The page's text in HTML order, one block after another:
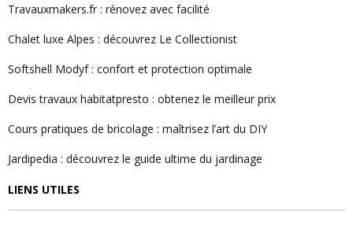
Travauxmakers.fr : rénovez avec facilité
Chalet luxe Alpes : découvrez Le Collectionist
Softshell Modyf : confort et protection optimale
Devis travaux habitatpresto : obtenez le meilleur prix
Cours pratiques de bricolage : maîtrisez l’art du DIY
Jardipedia : découvrez le guide ultime du jardinage
LIENS UTILES